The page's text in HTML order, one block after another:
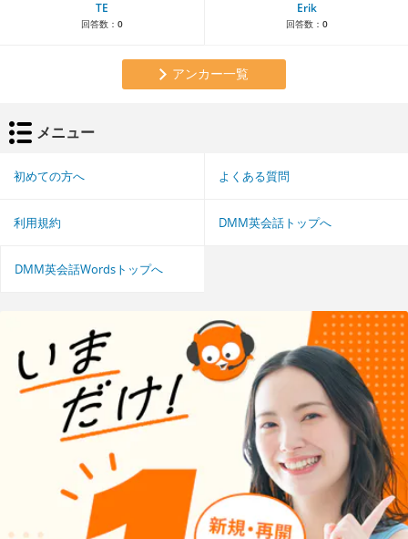
TE
回答数： 0
Erik
回答数： 0
アンカー一覧
メニュー
初めての方へ よくある質問
利用規約 DMM英会話トップへ
DMM英会話Wordsトップへ